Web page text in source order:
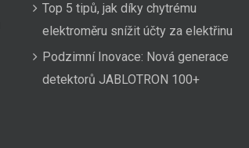
Top 5 tipů, jak díky chytrému
elektroměru snížit účty za elektřinu
Podzimní Inovace: Nová generace
detektorů JABLOTRON 100+